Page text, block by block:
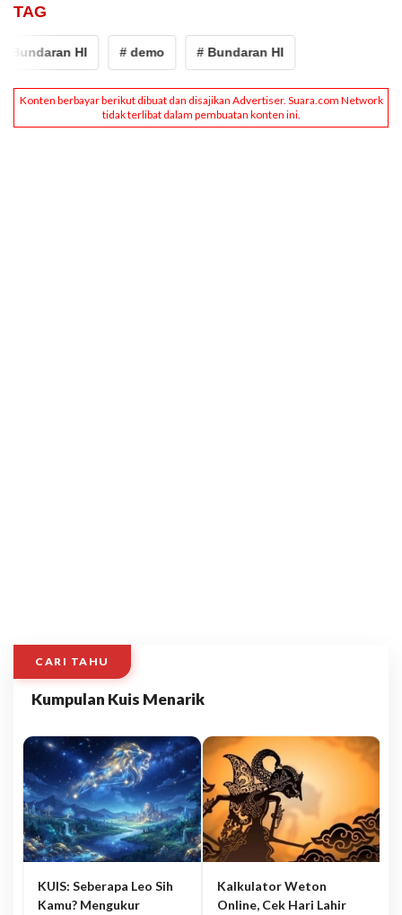
TAG
Bundaran HI # demo # Bundaran HI
CARI TAHU
Kumpulan Kuis Menarik
KUIS: Seberapa Leo Sih
Kamu? Mengukur
Kalkulator Weton
Online, Cek Hari Lahir